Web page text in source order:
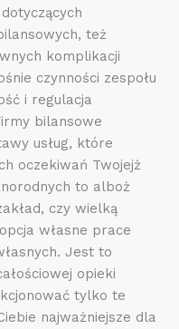
też
komplikacji
czynności zespołu
i regulacja
bilansowe
usług, które
oczekiwań Twojejż
to alboż
czy wielką
własne prace
Jest to
opieki
tylko te
najważniejsze dla